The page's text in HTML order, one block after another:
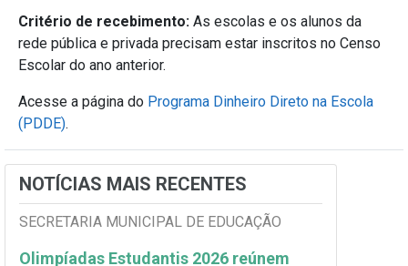
Critério de recebimento: As escolas e os alunos da
rede pública e privada precisam estar inscritos no Censo
Escolar do ano anterior.
Acesse a página do Programa Dinheiro Direto na Escola
(PDDE).
NOTÍCIAS MAIS RECENTES
SECRETARIA MUNICIPAL DE EDUCAÇÃO
Olimpíadas Estudantis 2026 reúnem